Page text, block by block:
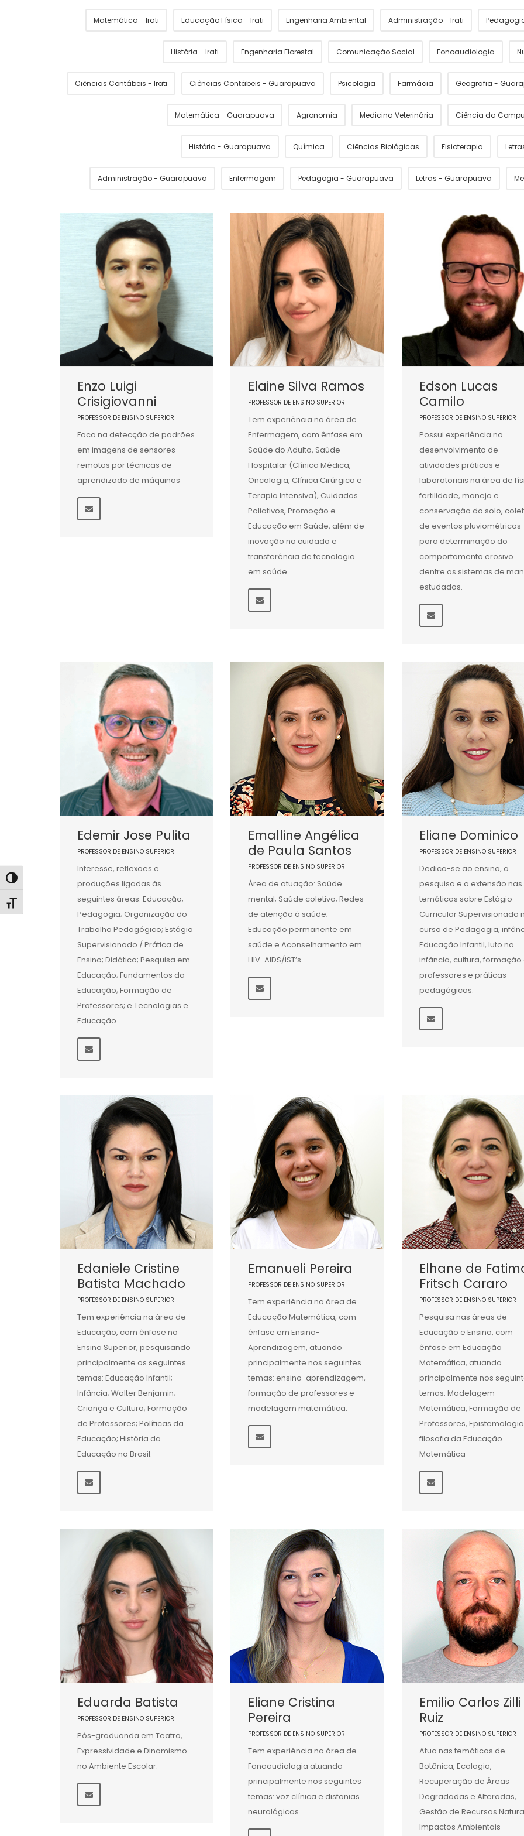
Alternar alto contraste
Alternar tamanho da fonte
Matemática - Irati Educação Física - Irati Engenharia Ambiental Administração - Irati
História - Irati Engenharia Florestal Comunicação Social Fonoaudiologia
Ciências Contábeis - Irati Ciências Contábeis - Guarapuava Psicologia Farmácia Geografia -
Matemática - Guarapuava Agronomia Medicina Veterinária Ciência da
História - Guarapuava Química Ciências Biológicas Fisioterapia
Administração - Guarapuava Enfermagem Pedagogia - Guarapuava Letras - Guarapuava
Enzo Luigi
Crisigiovanni
PROFESSOR DE ENSINO SUPERIOR
Foco na detecção de padrões
em imagens de sensores
remotos por técnicas de
aprendizado de máquinas
Elaine Silva Ramos
PROFESSOR DE ENSINO SUPERIOR
Tem experiência na área de
Enfermagem, com ênfase em
Saúde do Adulto, Saúde
Hospitalar (Clínica Médica,
Oncologia, Clínica Cirúrgica e
Terapia Intensiva), Cuidados
Paliativos, Promoção e
Educação em Saúde, além de
inovação no cuidado e
transferência de tecnologia
em saúde.
Edson Lucas
Camilo
PROFESSOR DE ENSINO SUPERIOR
Possui experiência no
desenvolvimento de
atividades práticas e
laboratoriais na área de
fertilidade, manejo e
conservação do solo,
de eventos pluviométricos
para determinação do
comportamento erosivo
dentre os sistemas de
estudados.
Edemir Jose Pulita
PROFESSOR DE ENSINO SUPERIOR
Interesse, reflexões e
produções ligadas às
seguintes áreas: Educação;
Pedagogia; Organização do
Trabalho Pedagógico; Estágio
Supervisionado / Prática de
Ensino; Didática; Pesquisa em
Educação; Fundamentos da
Educação; Formação de
Professores; e Tecnologias e
Educação.
Emalline Angélica
de Paula Santos
PROFESSOR DE ENSINO SUPERIOR
Área de atuação: Saúde
mental; Saúde coletiva; Redes
de atenção à saúde;
Educação permanente em
saúde e Aconselhamento em
HIV-AIDS/IST’s.
Eliane Dominico
PROFESSOR DE ENSINO SUPERIOR
Dedica-se ao ensino, a
pesquisa e a extensão nas
temáticas sobre Estágio
Curricular Supervisionado
curso de Pedagogia,
Educação Infantil, luto na
infância, cultura, formação
professores e práticas
pedagógicas.
Edaniele Cristine
Batista Machado
PROFESSOR DE ENSINO SUPERIOR
Tem experiência na área de
Educação, com ênfase no
Ensino Superior, pesquisando
principalmente os seguintes
temas: Educação Infantil;
Infância; Walter Benjamin;
Criança e Cultura; Formação
de Professores; Políticas da
Educação; História da
Educação no Brasil.
Emanueli Pereira
PROFESSOR DE ENSINO SUPERIOR
Tem experiência na área de
Educação Matemática, com
ênfase em Ensino-
Aprendizagem, atuando
principalmente nos seguintes
temas: ensino-aprendizagem,
formação de professores e
modelagem matemática.
Elhane de
Fritsch Cararo
PROFESSOR DE ENSINO SUPERIOR
Pesquisa nas áreas de
Educação e Ensino, com
ênfase em Educação
Matemática, atuando
principalmente nos
temas: Modelagem
Matemática, Formação de
Professores,
filosofia da Educação
Matemática
Eduarda Batista
PROFESSOR DE ENSINO SUPERIOR
Pós-graduanda em Teatro,
Expressividade e Dinamismo
no Ambiente Escolar.
Eliane Cristina
Pereira
PROFESSOR DE ENSINO SUPERIOR
Tem experiência na área de
Fonoaudiologia atuando
principalmente nos seguintes
temas: voz clínica e disfonias
neurológicas.
Emilio Carlos Zilli
Ruiz
PROFESSOR DE ENSINO SUPERIOR
Atua nas temáticas de
Botânica, Ecologia,
Recuperação de Áreas
Degradadas e Alteradas,
Gestão de Recursos
Impactos Ambientais